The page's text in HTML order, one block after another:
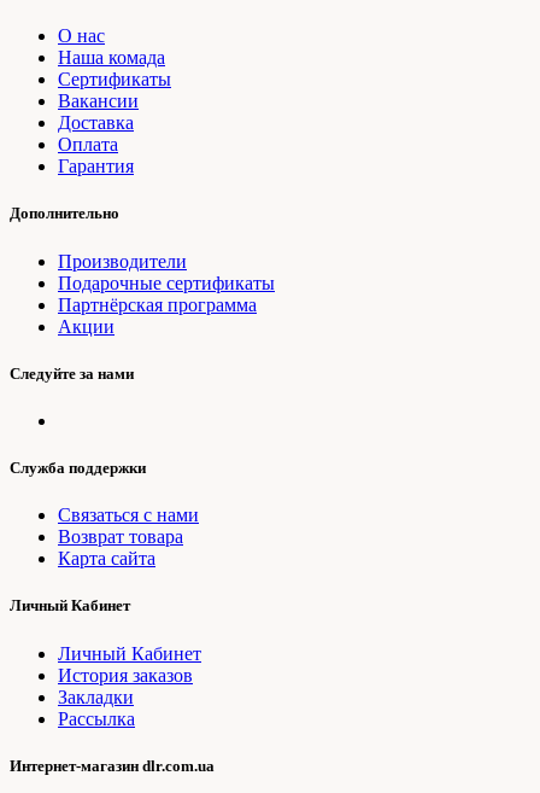
О нас
Наша комада
Сертификаты
Вакансии
Доставка
Оплата
Гарантия
Дополнительно
Производители
Подарочные сертификаты
Партнёрская программа
Акции
Следуйте за нами
Служба поддержки
Связаться с нами
Возврат товара
Карта сайта
Личный Кабинет
Личный Кабинет
История заказов
Закладки
Рассылка
Интернет-магазин dlr.com.ua